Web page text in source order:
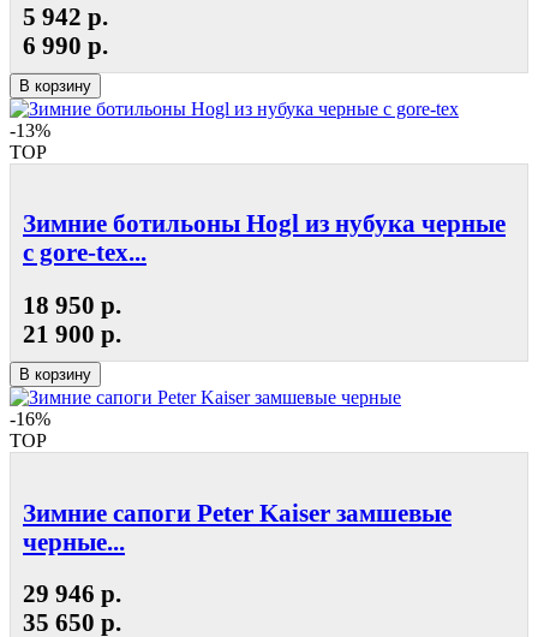
5 942 р.
6 990 р.
В корзину
-13%
TOP
Зимние ботильоны Hogl из нубука черные
с gore-tex...
18 950 р.
21 900 р.
В корзину
-16%
TOP
Зимние сапоги Peter Kaiser замшевые
черные...
29 946 р.
35 650 р.